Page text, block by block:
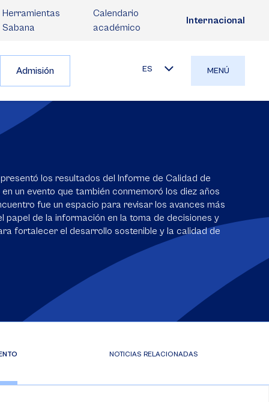
Herramientas
Sabana
Calendario
académico
Internacional
Admisión ES MENÚ
los resultados del Informe de Calidad de
un evento que también conmemoró los diez años
fue un espacio para revisar los avances más
papel de la información en la toma de decisiones y
fortalecer el desarrollo sostenible y la calidad de
NOTICIAS RELACIONADAS